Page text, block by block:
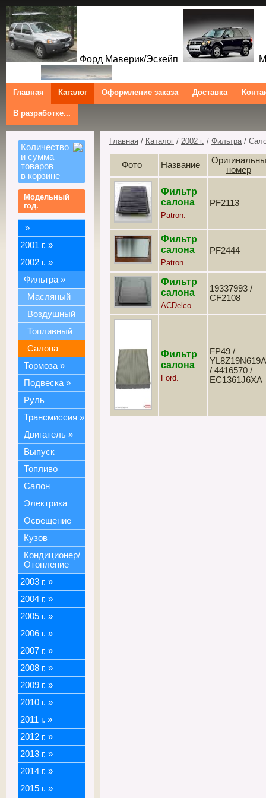
Форд Маверик/Эскейп
Трибют
Ford Maverick/Escape
Tribute Ford Kuga/Escape
Главная Каталог Оформление заказа Доставка
В разработке...
Количество
и сумма
товаров
в корзине
Модельный
год.
»
2001 г. »
2002 г. »
Фильтра »
Масляный
Воздушный
Топливный
Салона
Тормоза »
Подвеска »
Руль
Трансмиссия »
Двигатель »
Выпуск
Топливо
Салон
Электрика
Освещение
Кузов
Кондиционер/
Отопление
2003 г. »
2004 г. »
2005 г. »
2006 г. »
2007 г. »
2008 г. »
2009 г. »
2010 г. »
2011 г. »
2012 г. »
2013 г. »
2014 г. »
2015 г. »
Главная / Каталог / 2002 г. / Фильтра/
Фото Название
номер
Фильтр
салона
Patron.
PF2113
Фильтр
салона
Patron.
PF2444
Фильтр
салона
ACDelco.
19337993 /
CF2108
Фильтр
салона
Ford.
FP49 /
/ 4416570 /
EC1361J6XA